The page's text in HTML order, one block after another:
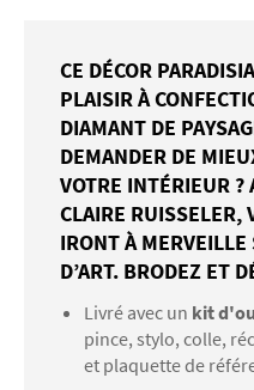
CE DÉCOR
PLAISIR À
DIAMANT DE
DEMANDER DE
VOTRE INTÉRIEUR ?
CLAIRE RUISSELER,
IRONT À
D’ART. BRODEZ ET
Livré avec un kit
pince, stylo, colle,
et plaquette de